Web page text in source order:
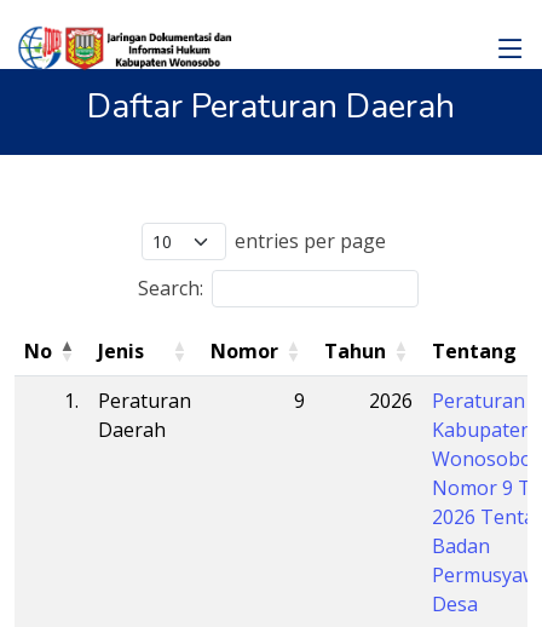
Daftar Peraturan Daerah
entries per page
Search:
No Jenis Nomor Tahun
Tentang
1.
Peraturan
Daerah
9 2026
Peraturan
Kabupaten
Wonosobo
Nomor 9
2026
Badan
Desa